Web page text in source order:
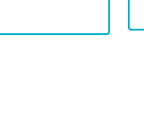
eingebunden in